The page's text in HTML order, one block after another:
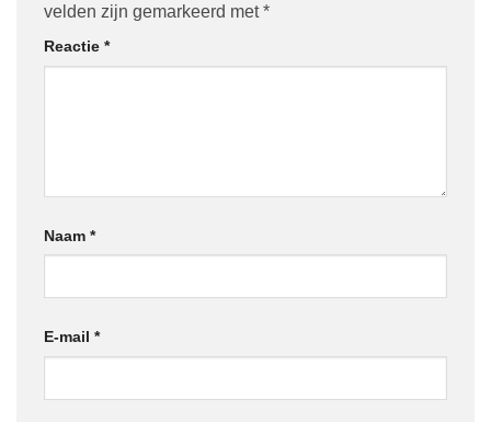
velden zijn gemarkeerd met*
Reactie *
Naam *
E-mail *